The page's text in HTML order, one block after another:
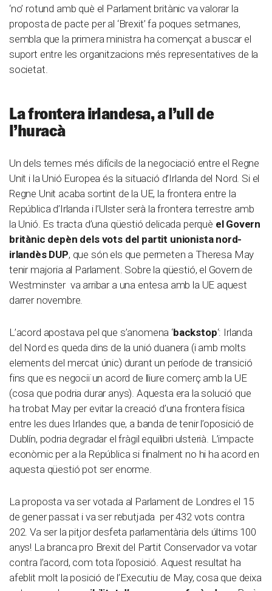
‘no’ rotund amb què el Parlament britànic va valorar la
proposta de pacte per al ‘Brexit’ fa poques setmanes,
sembla que la primera ministra ha començat a buscar el
suport entre les organitzacions més representatives de la
societat.
La frontera irlandesa, a l’ull de
l’huracà
Un dels temes més difícils de la negociació entre el Regne
Unit i la Unió Europea és la situació d’Irlanda del Nord. Si el
Regne Unit acaba sortint de la UE, la frontera entre la
República d’Irlanda i l’Ulster serà la frontera terrestre amb
la Unió. Es tracta d’una qüestió delicada perquè el Govern
britànic depèn dels vots del partit unionista nord-
irlandès DUP, que són els que permeten a Theresa May
tenir majoria al Parlament. Sobre la qüestió, el Govern de
Westminster va arribar a una entesa amb la UE aquest
darrer novembre.
L’acord apostava pel que s’anomena ‘backstop‘: Irlanda
del Nord es queda dins de la unió duanera (i amb molts
elements del mercat únic) durant un període de transició
fins que es negociï un acord de lliure comerç amb la UE
(cosa que podria durar anys). Aquesta era la solució que
ha trobat May per evitar la creació d’una frontera física
entre les dues Irlandes que, a banda de tenir l’oposició de
Dublín, podria degradar el fràgil equilibri ulsterià. L’impacte
econòmic per a la República si finalment no hi ha acord en
aquesta qüestió pot ser enorme.
La proposta va ser votada al Parlament de Londres el 15
de gener passat i va ser rebutjada per 432 vots contra
202. Va ser la pitjor desfeta parlamentària dels últims 100
anys! La branca pro Brexit del Partit Conservador va votar
contra l’acord, com tota l’oposició. Aquest resultat ha
afeblit molt la posició de l’Executiu de May, cosa que deixa